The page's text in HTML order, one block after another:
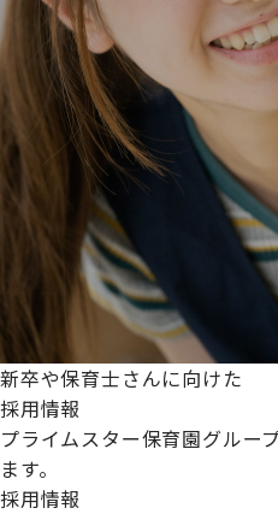
新卒や保育士さんに向けた
採用情報
プライムスター保育園グルー
ます。
採用情報